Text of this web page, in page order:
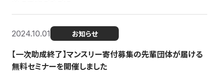
2024.10.01 お知らせ
【一次助成終了】マンスリー寄付募集の先輩団体が届ける
無料セミナーを開催しました